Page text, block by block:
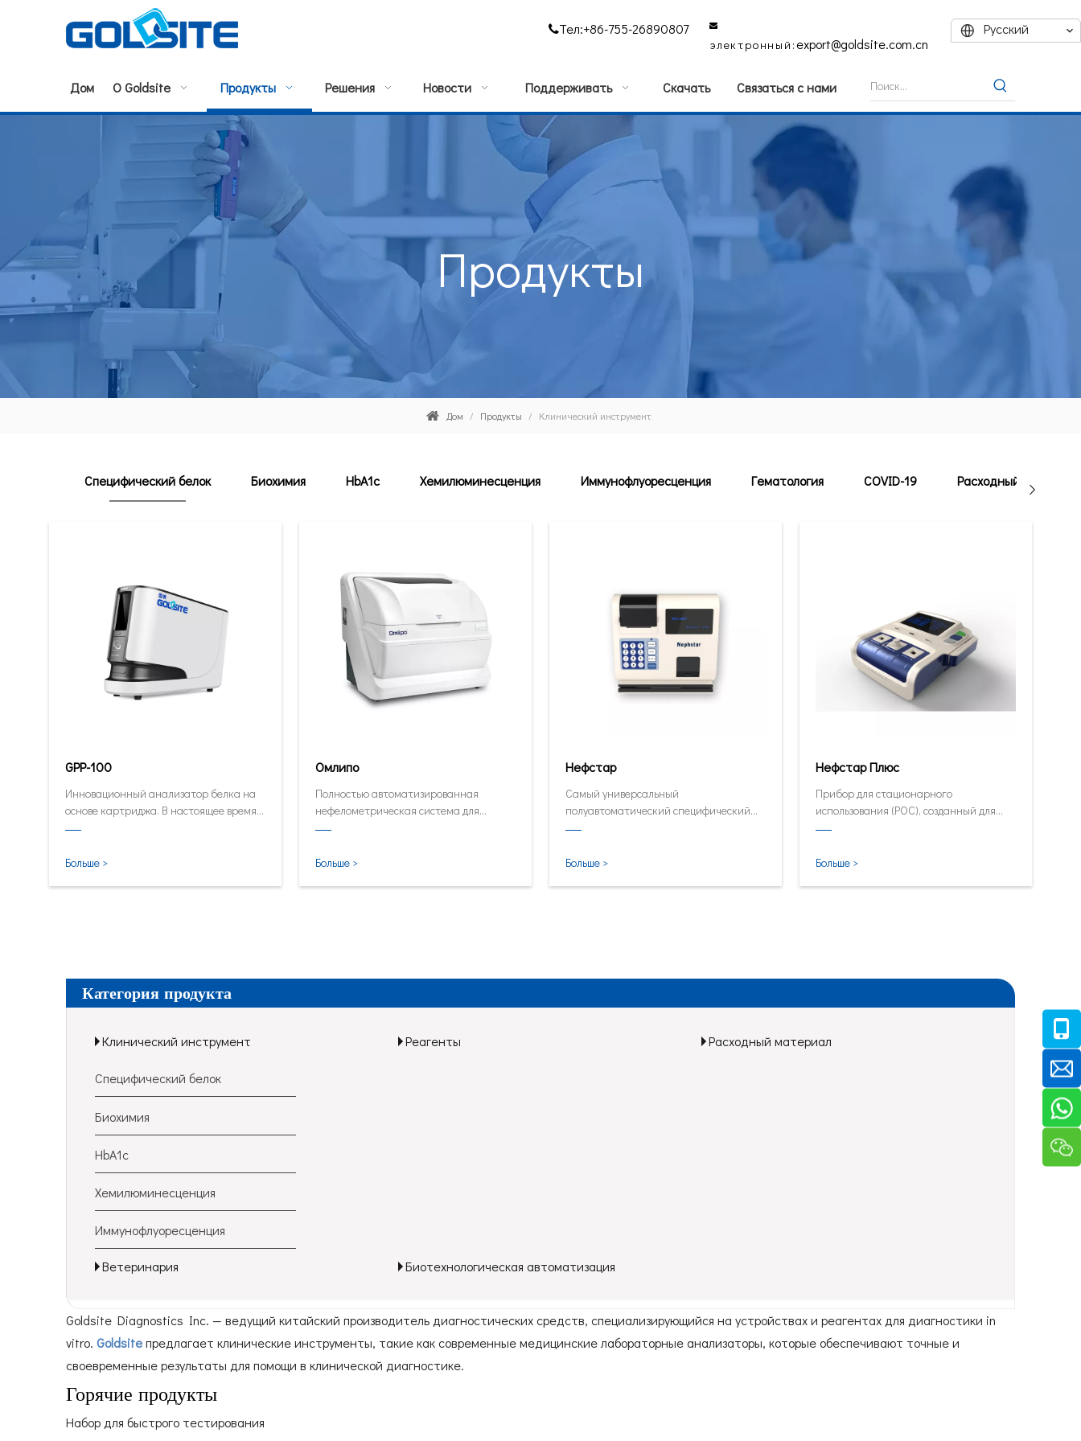
Тел:+86-755-26890807 
электронный: export@goldsite.com.cn
Pусский
Дом О Goldsite Продукты Решения Новости Поддерживать Скачать Связаться с нами
Продукты
Дом / Продукты / Клинический инструмент
Специфический белок Биохимия HbA1c Хемилюминесценция Иммунофлуоресценция Гематология COVID-19 Расходный материал
GPP-100
Инновационный анализатор белка на
основе картриджа. В настоящее время
автоматический и количественный
самой умной форме.
Больше >
Омлипо
Полностью автоматизированная
нефелометрическая система для
средне-высоких объемных
Больше >
Нефстар
Самый универсальный
полуавтоматический специфический
анализатор белков
Больше >
Нефстар Плюс
Прибор для стационарного
использования (POC), созданный для
быстрого тестирования HbA1C, CRP,
Больше >
Категория продукта
Клинический инструмент
Специфический белок
Биохимия
HbA1c
Хемилюминесценция
Иммунофлуоресценция
Реагенты Расходный материал
Ветеринария Биотехнологическая автоматизация
Goldsite Diagnostics Inc. — ведущий китайский производитель диагностических средств, специализирующийся на устройствах и реагентах для диагностики in
vitro. Goldsiteпредлагает клинические инструменты, такие как современные медицинские лабораторные анализаторы, которые обеспечивают точные и
своевременные результаты для помощи в клинической диагностике.
Горячие продукты
Набор для быстрого тестирования